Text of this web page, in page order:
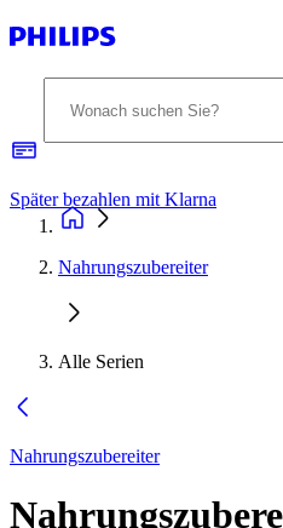
Später bezahlen mit Klarna
Nahrungszubereiter
Alle Serien
Nahrungszubereiter